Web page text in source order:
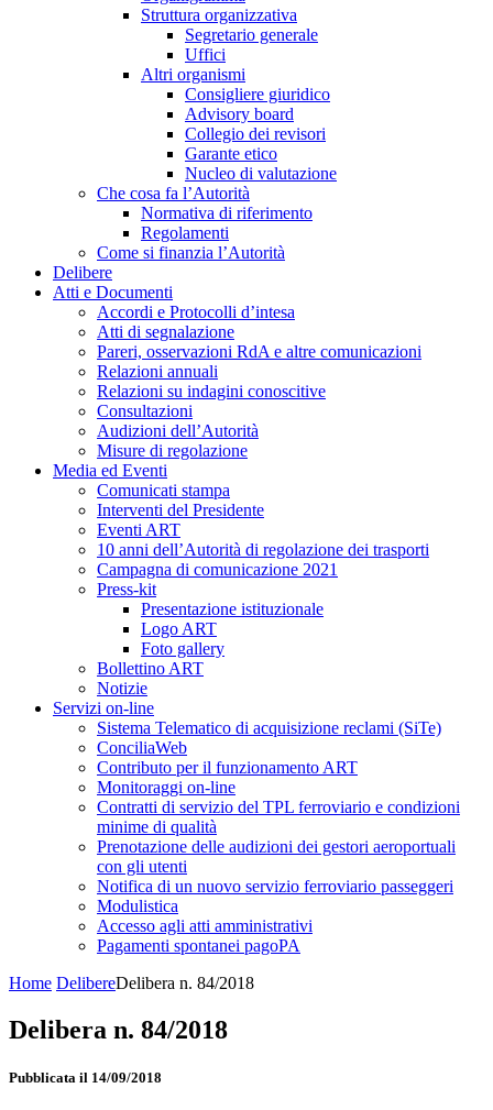
Struttura organizzativa
Segretario generale
Uffici
Altri organismi
Consigliere giuridico
Advisory board
Collegio dei revisori
Garante etico
Nucleo di valutazione
Che cosa fa l’Autorità
Normativa di riferimento
Regolamenti
Come si finanzia l’Autorità
Delibere
Atti e Documenti
Accordi e Protocolli d’intesa
Atti di segnalazione
Pareri, osservazioni RdA e altre comunicazioni
Relazioni annuali
Relazioni su indagini conoscitive
Consultazioni
Audizioni dell’Autorità
Misure di regolazione
Media ed Eventi
Comunicati stampa
Interventi del Presidente
Eventi ART
10 anni dell’Autorità di regolazione dei trasporti
Campagna di comunicazione 2021
Press-kit
Presentazione istituzionale
Logo ART
Foto gallery
Bollettino ART
Notizie
Servizi on-line
Sistema Telematico di acquisizione reclami (SiTe)
ConciliaWeb
Contributo per il funzionamento ART
Monitoraggi on-line
Contratti di servizio del TPL ferroviario e condizioni
minime di qualità
Prenotazione delle audizioni dei gestori aeroportuali
con gli utenti
Notifica di un nuovo servizio ferroviario passeggeri
Modulistica
Accesso agli atti amministrativi
Pagamenti spontanei pagoPA
Home DelibereDelibera n. 84/2018
Delibera n. 84/2018
Pubblicata il 14/09/2018